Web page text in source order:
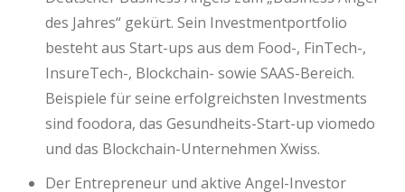
des Jahres“ gekürt. Sein Investmentportfolio
besteht aus Start-ups aus dem Food-, FinTech-,
InsureTech-, Blockchain- sowie SAAS-Bereich.
Beispiele für seine erfolgreichsten Investments
sind foodora, das Gesundheits-Start-up viomedo
und das Blockchain-Unternehmen Xwiss.
Der Entrepreneur und aktive Angel-Investor